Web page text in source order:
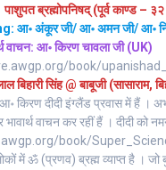
ब्रह्मोपनिषद् (पूर्व काण्ड –
आ॰ अंकूर जी/ आ॰ अमन जी/ आ॰
वाचन: आ॰ किरण चावला जी (UK)
book/
बिहारी सिंह @ बाबूजी (सासाराम,
आ॰ किरण दीदी इंग्लैंड प्रवास में हैं ।
भावार्थ वाचन कर रहीं हैं । दीदी को
book/
में ॐ (प्रणव) ब्रह्म व्याप्त है । जो